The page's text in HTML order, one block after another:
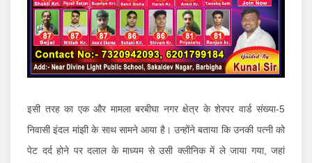
इसी तरह का एक और मामला बरबीघा नगर क्षेत्र के शेरपर वार्ड संख्या-5
निवासी इंदल मांझी के साथ सामने आया है। उन्होंने बताया कि उनकी पत्नी को
पेट दर्द होने पर दलाल के माध्यम से उसी क्लीनिक में ले जाया गया, जहां